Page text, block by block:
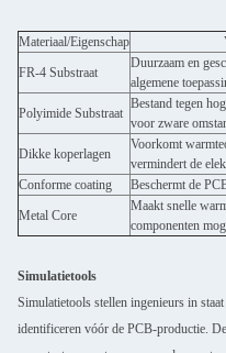
Materiaal/Eigenschap
FR-4 Substraat
Duurzaam en
algemene
Polyimide Substraat
Bestand tegen
voor zware
Dikke koperlagen
Voorkomt
vermindert de
Conforme coating
Beschermt de
Metal Core
Maakt snelle
componenten
Simulatietools
Simulatietools stellen ingenieurs in
identificeren vóór de PCB-productie.